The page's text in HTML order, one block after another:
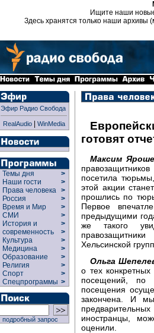
Ищите наши
Здесь хранятся только наши архивы
Эфир Радио Свобода
RealAudio| WinMedia
Темы дня
>
Наши гости
>
Права человека >
Россия
>
Время и Мир
>
СМИ
>
История и
современность
>
>
Культура
>
Медицина
>
Образование
>
Религия
>
Спорт
>
Спецпрограммы >
подробный запрос
готовят
Максим
посетила
этой акции
прошлись по
Первое
предыдущими
же такого
Хельсинской
Ольга
о тех
посещений, по
посещения
закончена. И
иностранцы,
оценили.